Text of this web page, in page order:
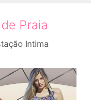
Praia
Intima